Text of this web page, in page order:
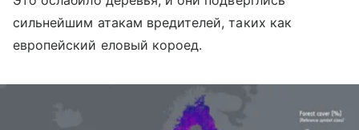
сильнейшим атакам вредителей, таких как
европейский еловый короед.